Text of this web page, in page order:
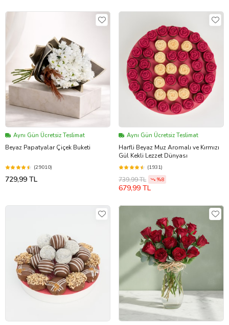
Aynı Gün Ücretsiz Teslimat
Beyaz Papatyalar Çiçek Buketi
(29010)
729,99 TL
Aynı Gün Ücretsiz Teslimat
Harfli Beyaz Muz Aromalı ve Kırmızı
Gül Kekli Lezzet Dünyası
(1931)
739,99 TL %8
679,99 TL